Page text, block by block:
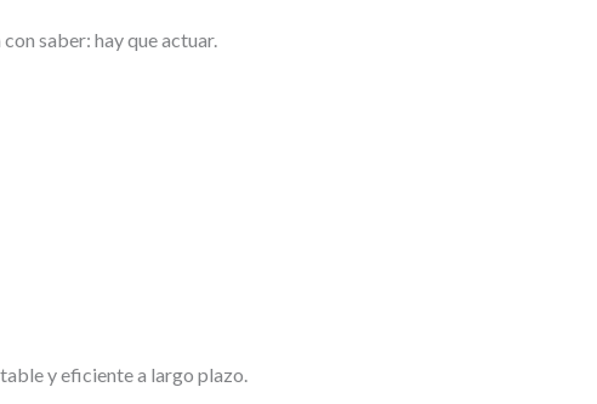
saber: hay que actuar.
y eficiente a largo plazo.